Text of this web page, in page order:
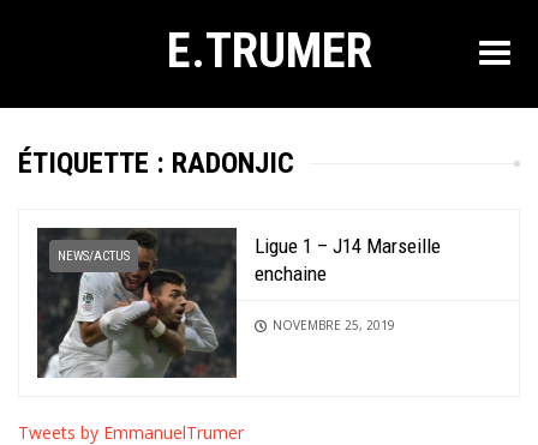
E.TRUMER
ÉTIQUETTE : RADONJIC
NEWS/ACTUS
Ligue 1 – J14 Marseille
enchaine
NOVEMBRE 25, 2019
Tweets by EmmanuelTrumer